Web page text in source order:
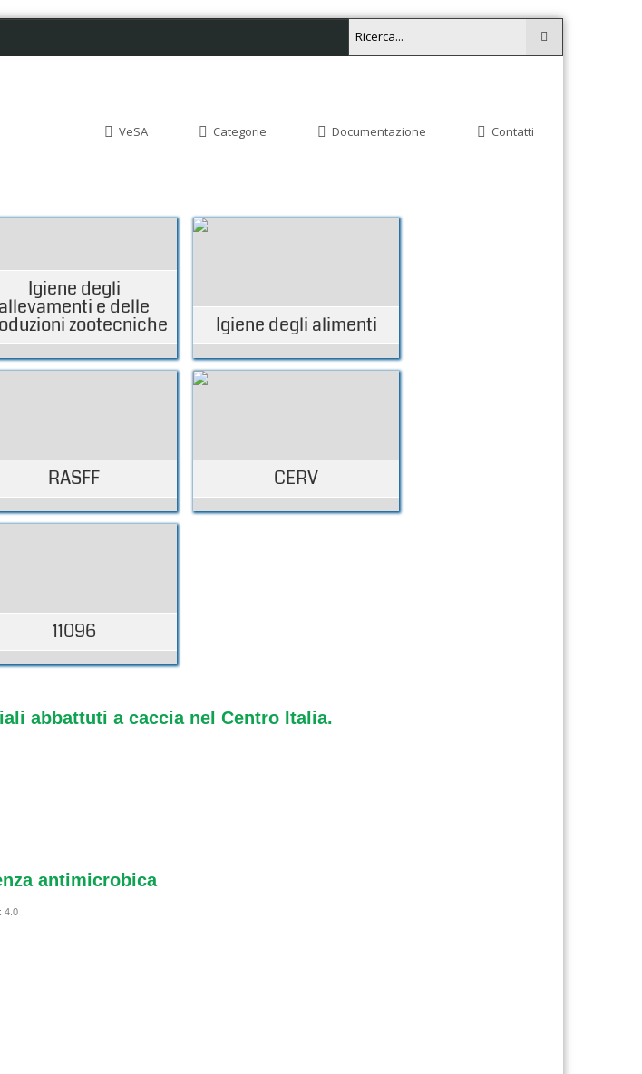
VeSA Categorie Documentazione Contatti
Igiene degli
allevamenti e delle
zootecniche Igiene degli alimenti
RASFF CERV
11096
abbattuti a caccia nel Centro Italia.
antimicrobica
4.0